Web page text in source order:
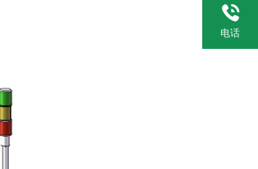

电话